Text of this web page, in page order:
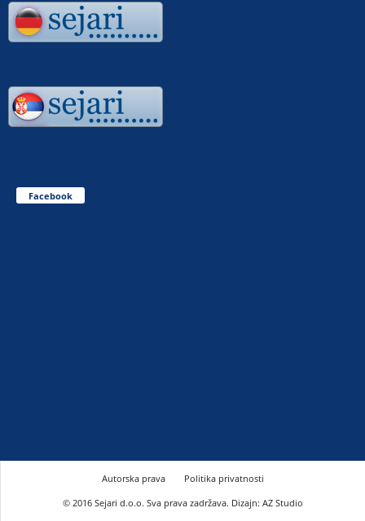
Facebook
Autorska prava
Politika privatnosti
© 2016 Sejari d.o.o. Sva prava zadržava. Dizajn: AZ Studio